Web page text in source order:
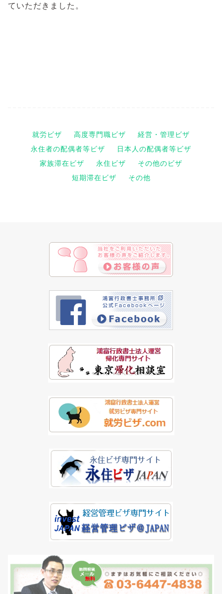
ていただきました。
就労ビザ 高度専門職ビザ
経営・管理ビザ
永住者の配偶者等ビザ
日本人の配偶者等ビザ
家族滞在ビザ
永住ビザ
その他のビザ
短期滞在ビザ
その他